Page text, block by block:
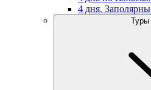
4 дня.
Туры